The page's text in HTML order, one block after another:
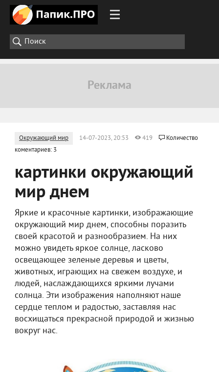
Окружающий мир 14-07-2023, 20:53 419
Количество
коментариев: 3
картинки окружающий
мир днем
Яркие и красочные картинки, изображающие
окружающий мир днем, способны поразить
своей красотой и разнообразием. На них
можно увидеть яркое солнце, ласково
освещающее зеленые деревья и цветы,
животных, играющих на свежем воздухе, и
людей, наслаждающихся яркими лучами
солнца. Эти изображения наполняют наше
сердце теплом и радостью, заставляя нас
восхищаться прекрасной природой и жизнью
вокруг нас.